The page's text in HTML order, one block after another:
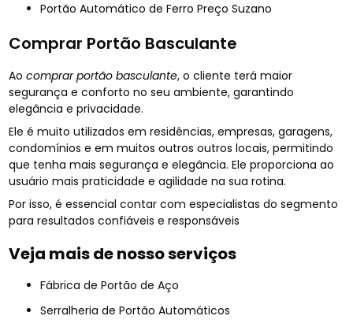
Portão Automático de Ferro Preço Suzano
Comprar Portão Basculante
Aocomprar portão basculante, o cliente terá maior
segurança e conforto no seu ambiente, garantindo
elegância e privacidade.
Ele é muito utilizados em residências, empresas, garagens,
condomínios e em muitos outros outros locais, permitindo
que tenha mais segurança e elegância. Ele proporciona ao
usuário mais praticidade e agilidade na sua rotina.
Por isso, é essencial contar com especialistas do segmento
para resultados confiáveis e responsáveis
Veja mais de nosso serviços
Fábrica de Portão de Aço
Serralheria de Portão Automáticos